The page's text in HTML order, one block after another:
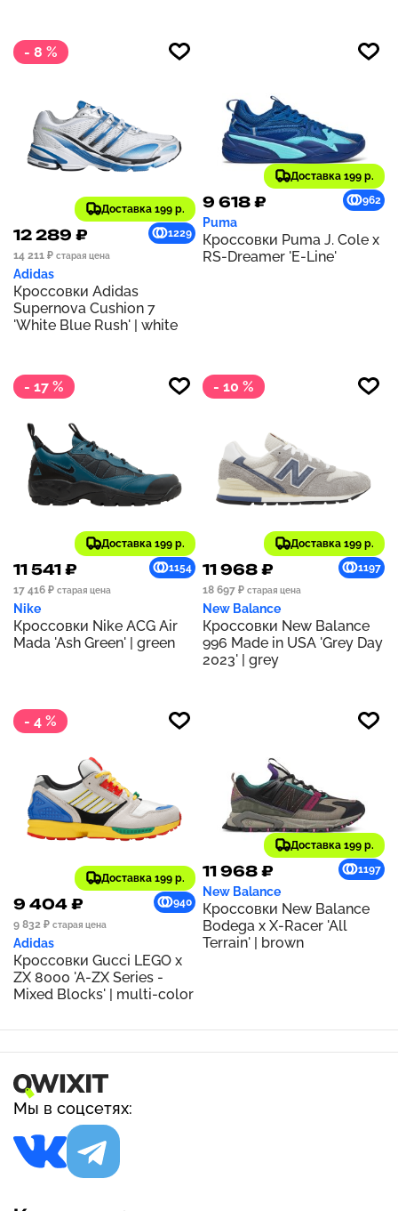
- 8 %
Доставка 199 р.
12 289 ₽
1229
14 211 ₽ старая цена
Adidas
Кроссовки Adidas
Supernova Cushion 7
'White Blue Rush' | white
Доставка 199 р.
9 618 ₽ 962
Puma
Кроссовки Puma J. Cole x
RS-Dreamer 'E-Line'
- 17 %
Доставка 199 р.
11 541 ₽
1154
17 416 ₽ старая цена
Nike
Кроссовки Nike ACG Air
Mada 'Ash Green' | green
- 10 %
Доставка 199 р.
11 968 ₽
1197
18 697 ₽ старая цена
New Balance
Кроссовки New Balance
996 Made in USA 'Grey Day
2023' | grey
- 4 %
Доставка 199 р.
9 404 ₽
940
9 832 ₽ старая цена
Adidas
Кроссовки Gucci LEGO x
ZX 8000 'A-ZX Series -
Mixed Blocks' | multi-color
Доставка 199 р.
11 968 ₽ 1197
New Balance
Кроссовки New Balance
Bodega x X-Racer 'All
Terrain' | brown
Мы в соцсетях: